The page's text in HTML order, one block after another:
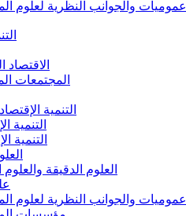
عموميات والجوانب النظرية لعلوم
الاقتصاد
المجتمعات
التنمية
التنمية
التنمية
العلوم الدقيقة والعلوم
عموميات والجوانب النظرية لعلوم